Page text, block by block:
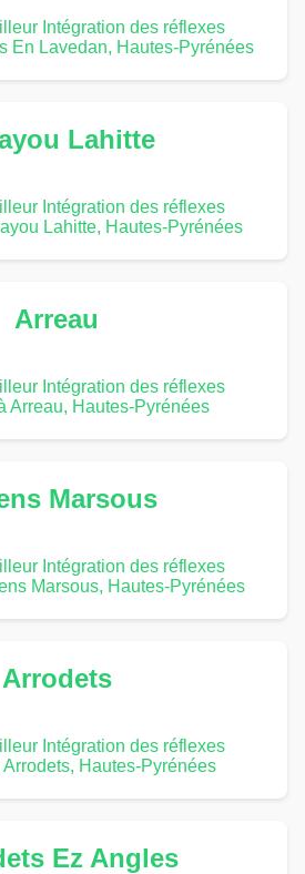
Intégration des réflexes
En Lavedan, Hautes-Pyrénées
Lahitte
Intégration des réflexes
Lahitte, Hautes-Pyrénées
Arreau
Intégration des réflexes
Arreau, Hautes-Pyrénées
Marsous
Intégration des réflexes
Marsous, Hautes-Pyrénées
Arrodets
Intégration des réflexes
Hautes-Pyrénées
Ez Angles